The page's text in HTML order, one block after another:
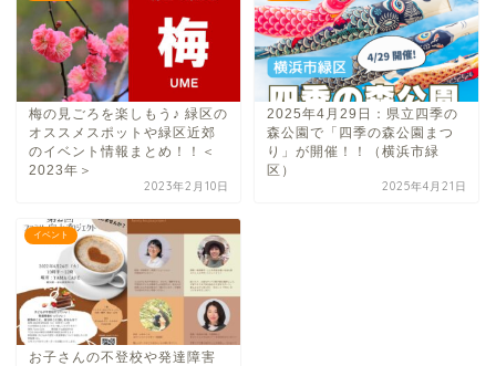
梅の見ごろを楽しもう♪ 緑区の
オススメスポットや緑区近郊
のイベント情報まとめ！！＜
2023年＞
2023年2月10日
2025年4月29日：県立四季の
森公園で「四季の森公園まつ
り」が開催！！（横浜市緑
区）
2025年4月21日
イベント
お子さんの不登校や発達障害